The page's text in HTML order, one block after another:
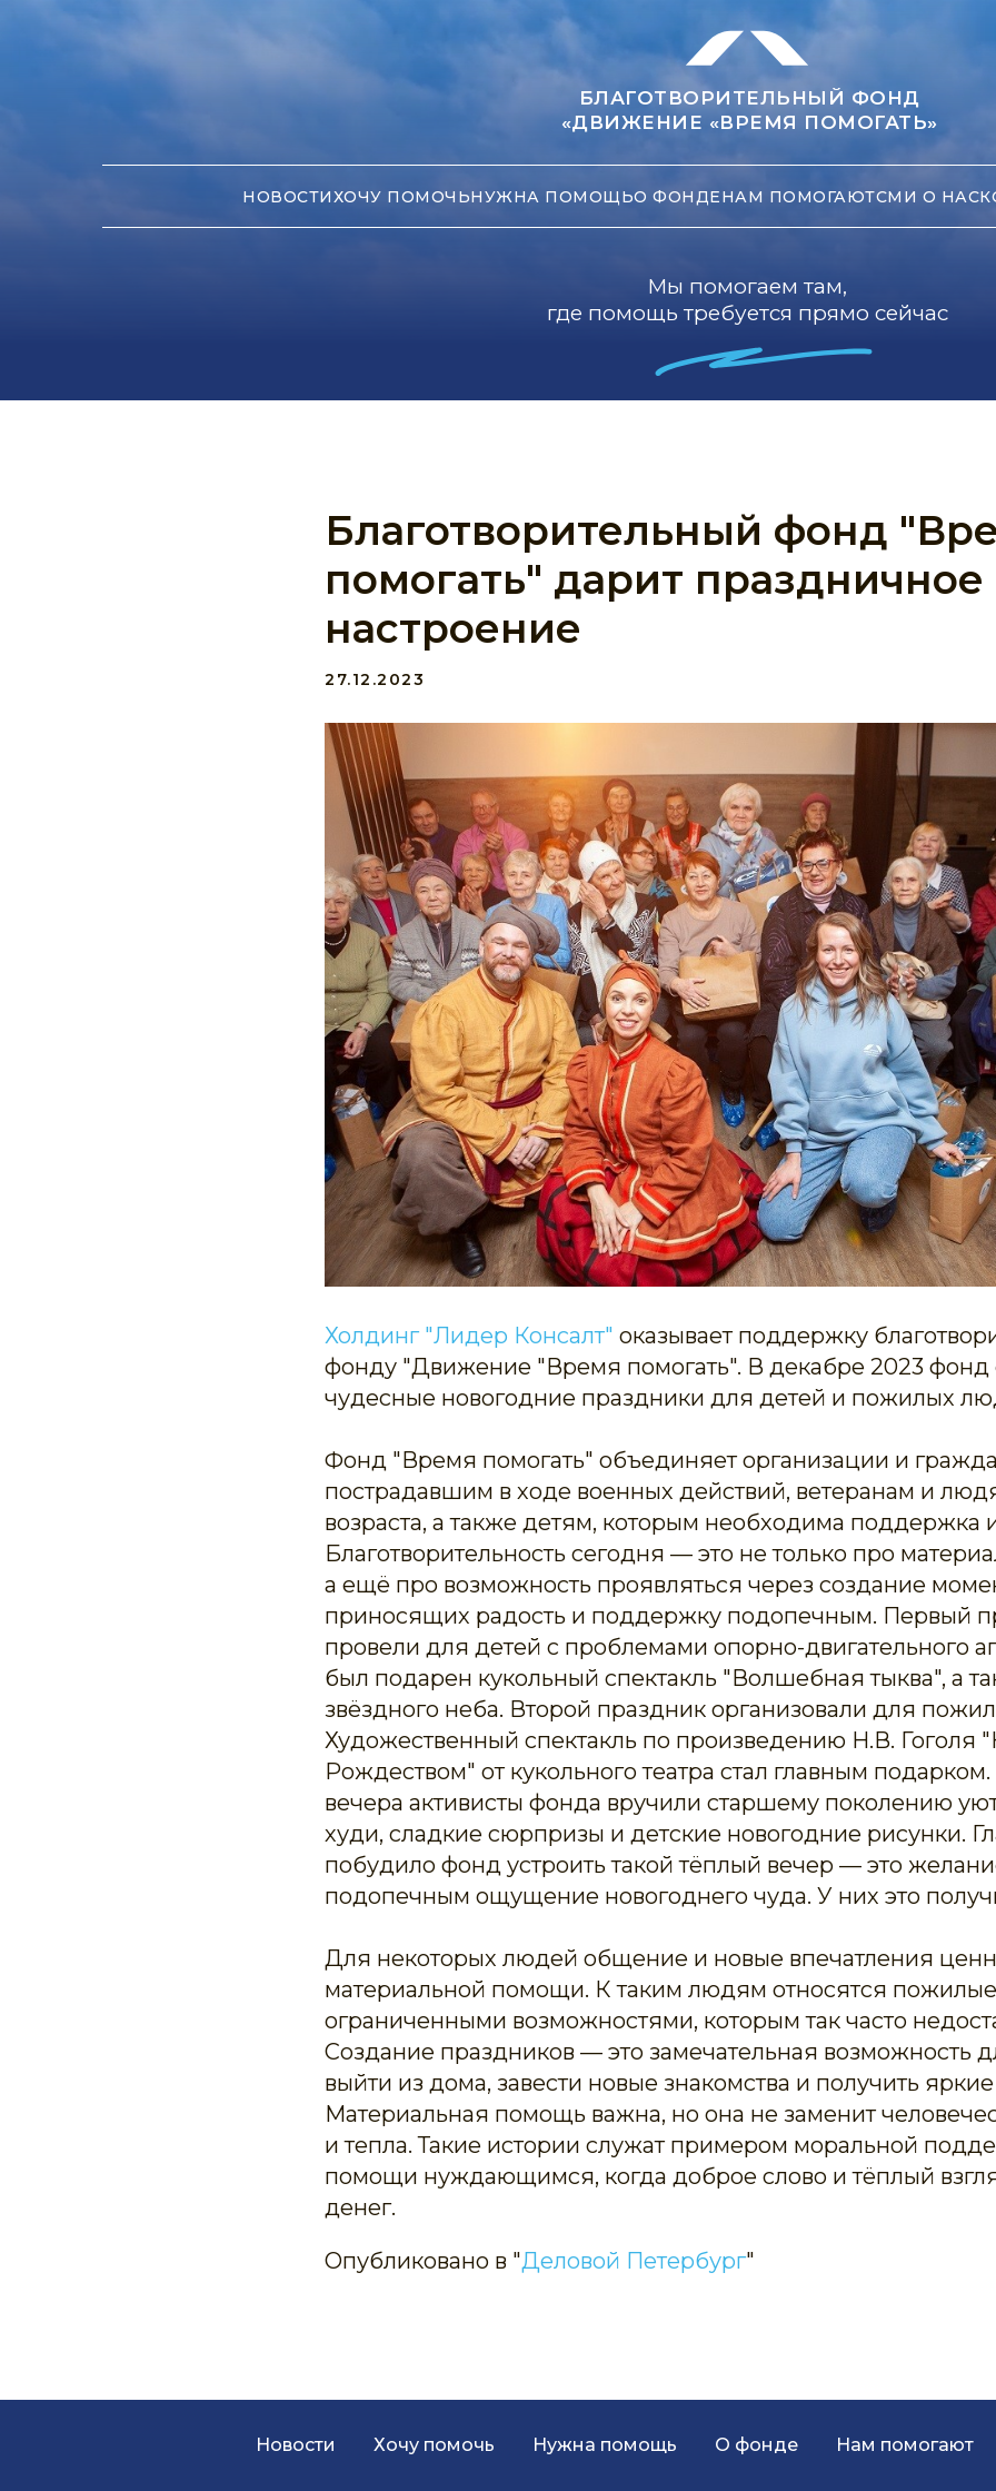
БЛАГОТВОРИТЕЛЬНЫЙ ФОНД
«ДВИЖЕНИЕ «ВРЕМЯ ПОМОГАТЬ»
Мы помогаем там,
где помощь требуется прямо сейчас
НОВОСТИХОЧУ ПОМОЧЬНУЖНА ПОМОЩЬО ФОНДЕНАМ ПОМОГАЮТСМИ О НАС
Благотворительный фонд
помогать" дарит праздничное
настроение
27.12.2023
Холдинг "Лидер Консалт" оказывает поддержку
фонду "Движение "Время помогать". В декабре 2023 фонд
чудесные новогодние праздники для детей и пожилых
Фонд "Время помогать" объединяет организации и
пострадавшим в ходе военных действий, ветеранам и
возраста, а также детям, которым необходима поддержка
Благотворительность сегодня — это не только про
а ещё про возможность проявляться через создание
приносящих радость и поддержку подопечным. Первый
провели для детей с проблемами опорно-двигательного
был подарен кукольный спектакль "Волшебная тыква", а
звёздного неба. Второй праздник организовали для
Художественный спектакль по произведению Н.В. Гоголя
Рождеством" от кукольного театра стал главным
вечера активисты фонда вручили старшему поколению
худи, сладкие сюрпризы и детские новогодние рисунки.
побудило фонд устроить такой тёплый вечер — это
подопечным ощущение новогоднего чуда. У них это
Для некоторых людей общение и новые впечатления
материальной помощи. К таким людям относятся
ограниченными возможностями, которым так часто
Создание праздников — это замечательная возможность
выйти из дома, завести новые знакомства и получить
Материальная помощь важна, но она не заменит
и тепла. Такие истории служат примером моральной
помощи нуждающимся, когда доброе слово и тёплый
денег.
Опубликовано в "Деловой Петербург"
Новости Хочу помочь Нужна помощь О фонде Нам помогают